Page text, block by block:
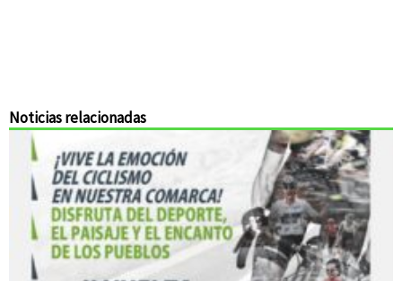
Noticias relacionadas